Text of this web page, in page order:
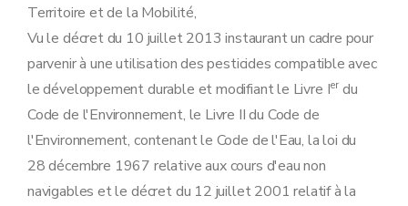
Territoire et de la Mobilité,
Vu le décret du 10 juillet 2013 instaurant un cadre pour
parvenir à une utilisation des pesticides compatible avec
le développement durable et modifiant le Livre Ier du
Code de l'Environnement, le Livre II du Code de
l'Environnement, contenant le Code de l'Eau, la loi du
28 décembre 1967 relative aux cours d'eau non
navigables et le décret du 12 juillet 2001 relatif à la